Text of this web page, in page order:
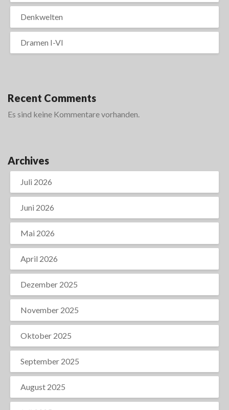
Denkwelten
Dramen I-VI
Recent Comments
Es sind keine Kommentare vorhanden.
Archives
Juli 2026
Juni 2026
Mai 2026
April 2026
Dezember 2025
November 2025
Oktober 2025
September 2025
August 2025